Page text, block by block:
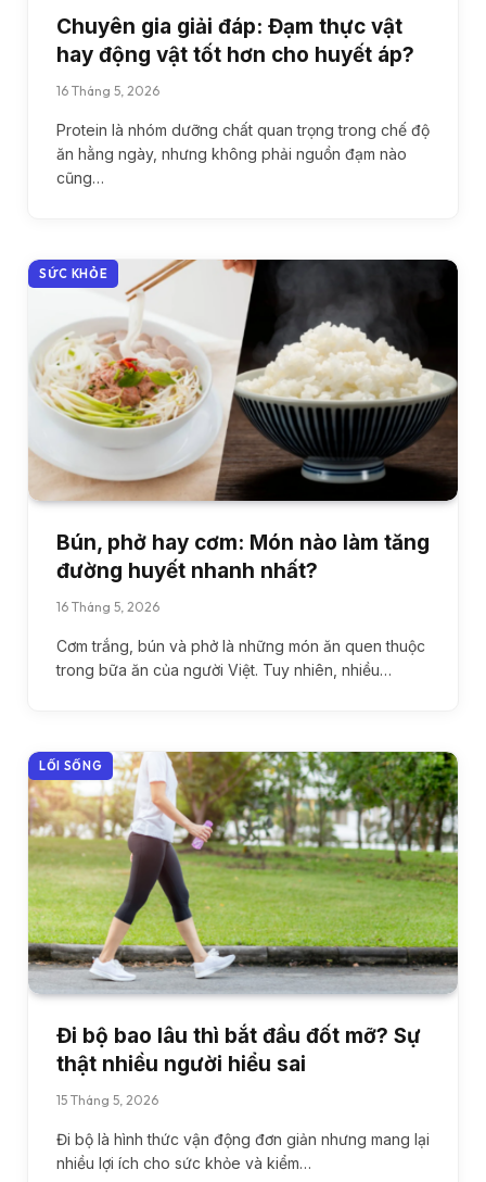
Chuyên gia giải đáp: Đạm thực vật
hay động vật tốt hơn cho huyết áp?
16 Tháng 5, 2026
Protein là nhóm dưỡng chất quan trọng trong chế độ
ăn hằng ngày, nhưng không phải nguồn đạm nào
cũng…
SỨC KHỎE
Bún, phở hay cơm: Món nào làm tăng
đường huyết nhanh nhất?
16 Tháng 5, 2026
Cơm trắng, bún và phở là những món ăn quen thuộc
trong bữa ăn của người Việt. Tuy nhiên, nhiều…
LỐI SỐNG
Đi bộ bao lâu thì bắt đầu đốt mỡ? Sự
thật nhiều người hiểu sai
15 Tháng 5, 2026
Đi bộ là hình thức vận động đơn giản nhưng mang lại
nhiều lợi ích cho sức khỏe và kiểm…